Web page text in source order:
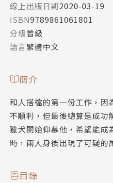
線上出版日期2020-03-19
ISBN9789861061801
分級普級
語言繁體中文
簡介
和人搭檔的第一份工作，因
不順利，但最後總算是成功
獵犬開始仰慕他，希望能成
時，兩人身後出現了可疑
目錄